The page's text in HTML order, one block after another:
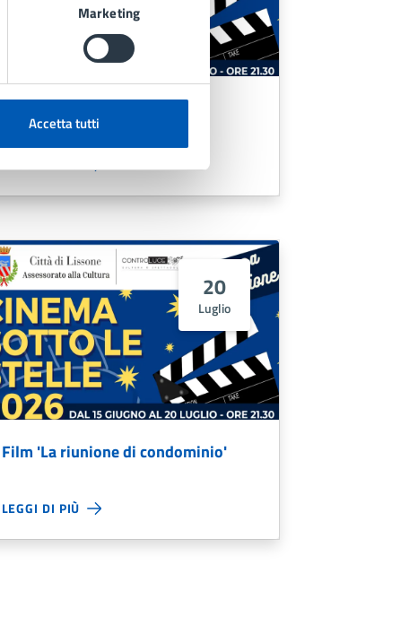
Marketing
Accetta tutti
LEGGI DI PIÙ
20
Luglio
Film 'La riunione di condominio'
LEGGI DI PIÙ